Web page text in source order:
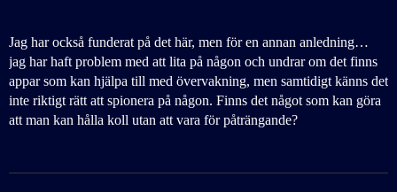
Jag har också funderat på det här, men för en annan anledning…
jag har haft problem med att lita på någon och undrar om det finns
appar som kan hjälpa till med övervakning, men samtidigt känns det
inte riktigt rätt att spionera på någon. Finns det något som kan göra
att man kan hålla koll utan att vara för påträngande?